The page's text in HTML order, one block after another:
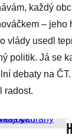
každý
– jeho
vlády usedl
politik. Já se
debaty na
radost.